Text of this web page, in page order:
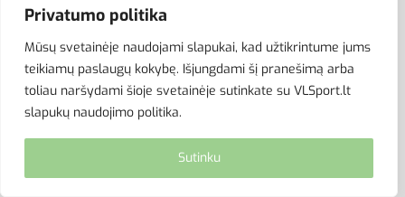
Privatumo politika
Mūsų svetainėje naudojami slapukai, kad užtikrintume jums
teikiamų paslaugų kokybę. Išjungdami šį pranešimą arba
toliau naršydami šioje svetainėje sutinkate su VLSport.lt
slapukų naudojimo politika.
Sutinku
VLSport.lt – sporto aprangos ir aksesuarų el.parduotuvė
aktyviam gyvenimo būdui. Čia rasite aprangą visai šeimai –
vyrams, moterims bei vaikams.